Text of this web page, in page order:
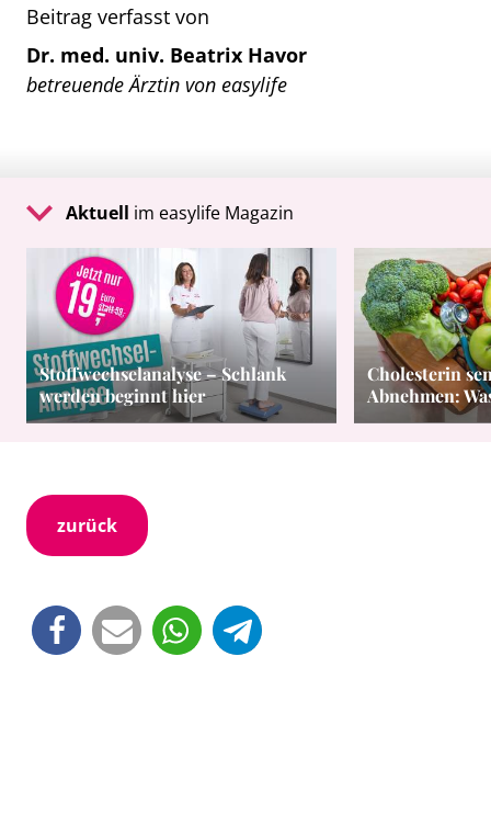
Beitrag verfasst von
Dr. med. univ. Beatrix Havor
betreuende Ärztin von easylife
Aktuell im easylife Magazin
Stoffwechselanalyse – Schlank
werden beginnt hier
Cholesterin
Abnehmen:
zurück